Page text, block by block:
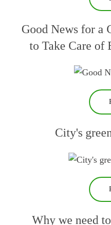
Good News for a
to Take Care of
City's
Why we need